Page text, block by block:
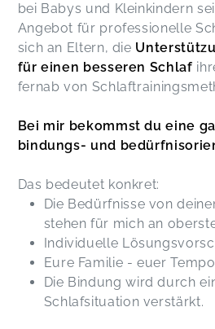
bei Babys und Kleinkindern
Angebot für professionelle
sich an Eltern, die
für einen besseren Schlaf
fernab von
Bei mir bekommst du eine
bindungs- und
Das bedeutet konkret:
Die Bedürfnisse von
stehen für mich an
Individuelle
Eure Familie - euer
Die Bindung wird durch
Schlafsituation verstärkt.